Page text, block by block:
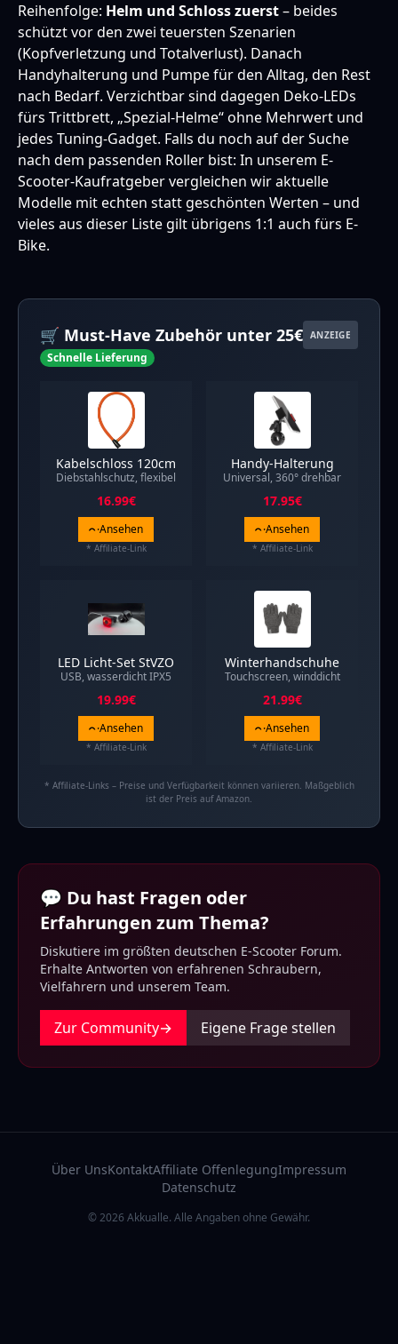
Reihenfolge: Helm und Schloss zuerst– beides
schützt vor den zwei teuersten Szenarien
(Kopfverletzung und Totalverlust). Danach
Handyhalterung und Pumpe für den Alltag, den Rest
nach Bedarf. Verzichtbar sind dagegen Deko-LEDs
fürs Trittbrett, „Spezial-Helme“ ohne Mehrwert und
jedes Tuning-Gadget. Falls du noch auf der Suche
nach dem passenden Roller bist: In unserem E-
Scooter-Kaufratgebervergleichen wir aktuelle
Modelle mit echten statt geschönten Werten – und
vieles aus dieser Liste gilt übrigens 1:1 auch fürs E-
Bike.
🛒 Must-Have Zubehör unter 25€ ANZEIGE
Schnelle Lieferung
Kabelschloss 120cm
Diebstahlschutz, flexibel
16.99€
Ansehen
* Affiliate-Link
Handy-Halterung
Universal, 360° drehbar
17.95€
Ansehen
* Affiliate-Link
LED Licht-Set StVZO
USB, wasserdicht IPX5
19.99€
Ansehen
* Affiliate-Link
Winterhandschuhe
Touchscreen, winddicht
21.99€
Ansehen
* Affiliate-Link
* Affiliate-Links – Preise und Verfügbarkeit können variieren. Maßgeblich
ist der Preis auf Amazon.
💬 Du hast Fragen oder
Erfahrungen zum Thema?
Diskutiere im größten deutschen E-Scooter Forum.
Erhalte Antworten von erfahrenen Schraubern,
Vielfahrern und unserem Team.
Zur Community→ Eigene Frage stellen
Über UnsKontaktAffiliate OffenlegungImpressum
Datenschutz
© 2026 Akkualle. Alle Angaben ohne Gewähr.